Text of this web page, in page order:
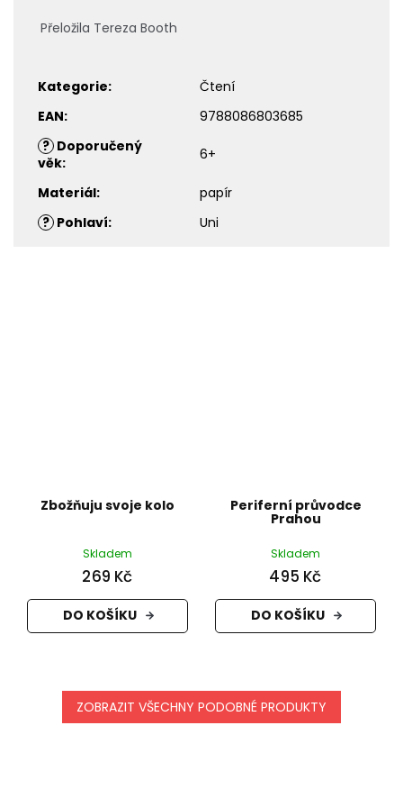
Přeložila Tereza Booth
Kategorie:
Čtení
EAN:
9788086803685
? Doporučený
věk: 6+
Materiál:
papír
? Pohlaví: Uni
Zbožňuju svoje kolo
Skladem
269 Kč
DO KOŠÍKU
Periferní průvodce
Prahou
Skladem
495 Kč
DO KOŠÍKU
ZOBRAZIT VŠECHNY PODOBNÉ PRODUKTY